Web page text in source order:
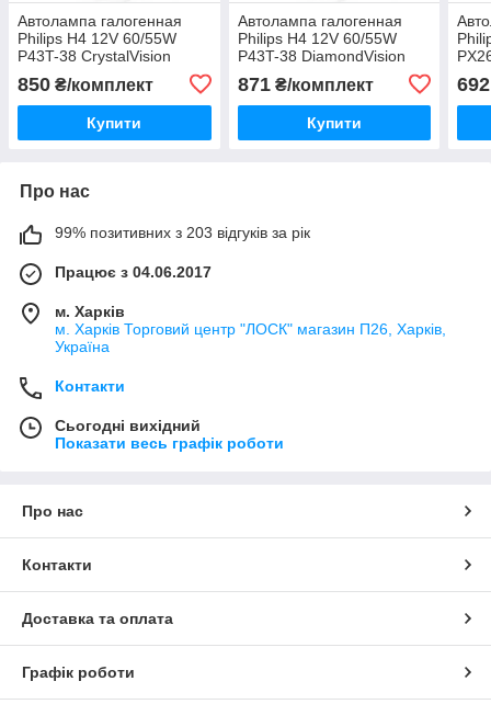
Автолампа галогенная
Philips H4 12V 60/55W
P43T-38 CrystalVision
2H4+2W5W (Set -2 pcs.)
12342CVS2
850 ₴/комплект
Купити
Автолампа галогенная
Philips H4 12V 60/55W
P43T-38 DiamondVision
(Set - 2 pcs.) 12342DVS2
871₴/комплект
Купити
692
Про нас
99% позитивних з 203 відгуків за рік
Працює з 04.06.2017
м. Харків
м. Харків Торговий центр "ЛОСК" магазин П26, Харків,
Україна
Контакти
Сьогодні вихідний
Показати весь графік роботи
Про нас
Контакти
Доставка та оплата
Графік роботи